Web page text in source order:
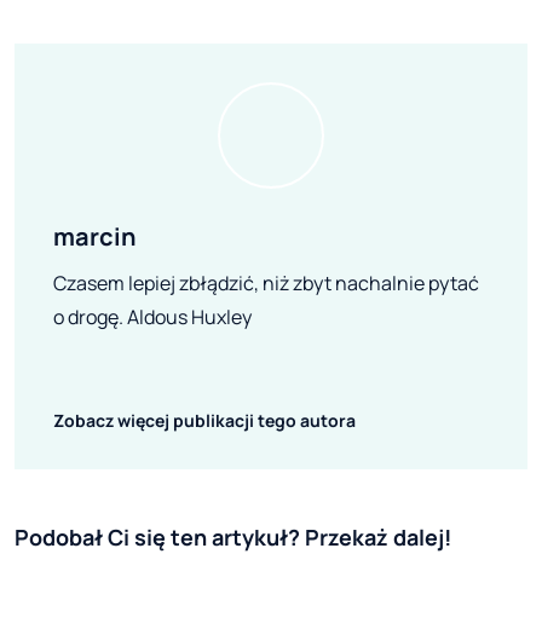
marcin
Czasem lepiej zbłądzić, niż zbyt nachalnie pytać
o drogę. Aldous Huxley
Zobacz więcej publikacji tego autora
Podobał Ci się ten artykuł? Przekaż dalej!